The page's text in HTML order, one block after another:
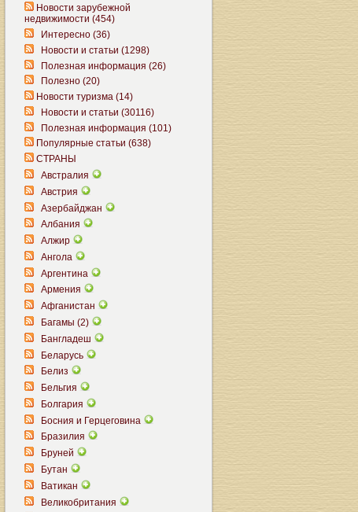
Новости зарубежной
недвижимости (454)
Интересно (36)
Новости и статьи (1298)
Полезная информация (26)
Полезно (20)
Новости туризма (14)
Новости и статьи (30116)
Полезная информация (101)
Популярные статьи (638)
СТРАНЫ
Австралия
Австрия
Азербайджан
Албания
Алжир
Ангола
Аргентина
Армения
Афганистан
Багамы (2)
Бангладеш
Беларусь
Белиз
Бельгия
Болгария
Босния и Герцеговина
Бразилия
Бруней
Бутан
Ватикан
Великобритания